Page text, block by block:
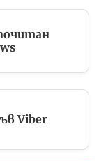
Viber